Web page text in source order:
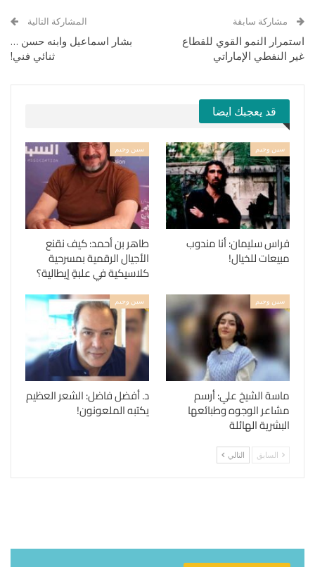
مشاركة سابقة
استمرار النمو القوي للقطاع
غير النفطي الإماراتي
المشاركة التالية
بشار اسماعيل وابنه حسن …
ثنائي فني!
قد يعجبك ايضا
سين وجيم
فراس سليمان: أنا مندوب
مبيعات للخيال!
سين وجيم
طاهر بن أحمد: كيف نقنع
الأجيال الرقمية بمسرحية
كلاسيكية في علبةٍ إيطالية؟
سين وجيم
ماسة الشيخ علي: أرسم
مشاعر الوجوه وطبائعها
البشرية الهائلة
سين وجيم
د. أفضل فاضل: الشعر العظيم
يكتبه الملعونون!
السابق التالي